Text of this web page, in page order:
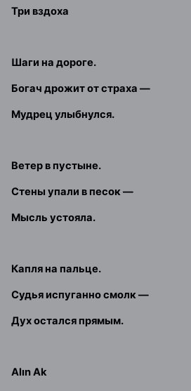
Три вздоха
Шаги на дороге.
Богач дрожит от страха —
Мудрец улыбнулся.
Ветер в пустыне.
Стены упали в песок —
Мысль устояла.
Капля на пальце.
Судья испуганно смолк —
Дух остался прямым.
Alın Ak